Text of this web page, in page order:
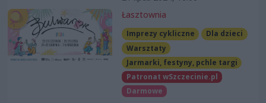
Łasztownia
Imprezy cykliczne
Dla dzieci
Warsztaty
Jarmarki, festyny, pchle targi
Patronat wSzczecinie.pl
Darmowe